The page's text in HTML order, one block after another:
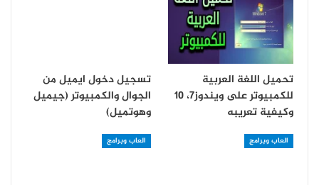
تحميل اللغة العربية
للكمبيوتر على ويندوز7، 10
وكيفية تعريبه
تسجيل دخول ايميل من
الجوال والكمبيوتر (جيميل
وهوتميل)
العاب وبرامج العاب وبرامج